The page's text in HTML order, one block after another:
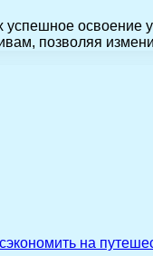
позволяя
на